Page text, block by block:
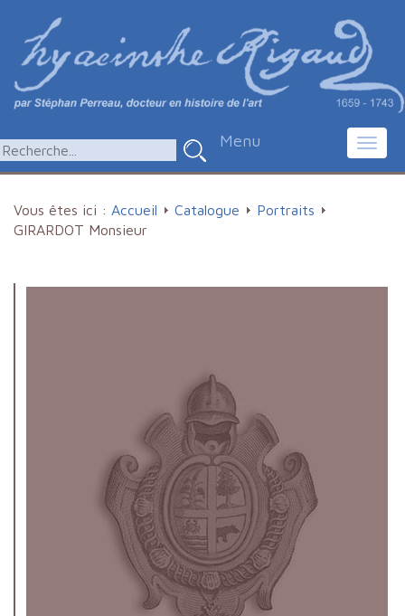
Menu
Vous êtes ici : Accueil Catalogue
Portraits
GIRARDOT Monsieur